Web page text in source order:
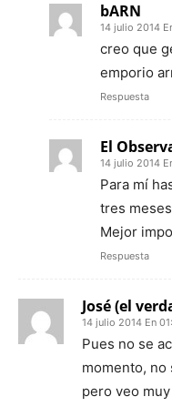
bARN
14 julio 2014
creo que
emporio
Respuesta
El
14 julio 2014
Para mí
tres
Mejor
Respuesta
José (el
14 julio 2014 En
Pues no se
momento, no
pero veo